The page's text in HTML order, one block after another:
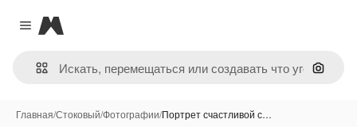
Close menu
Magnific
Поиск
Главная/Стоковый/Фотографии/Портрет счастливой с…